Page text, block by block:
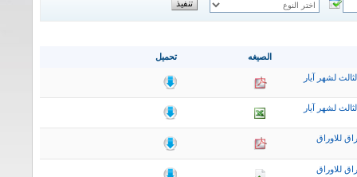
تحميل الصيغه
لشهر آيار
لشهر آيار
للاوراق
للاوراق